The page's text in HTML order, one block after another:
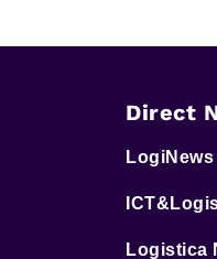
Direct
LogiNews
Logistica